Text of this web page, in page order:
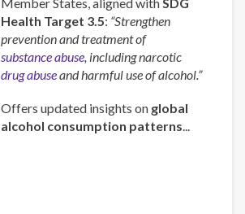
Health Target 3.5: “Strengthen
prevention and treatment of
substance abuse , including narcotic
drug abuseand harmful use of alcohol.”
Offers updated insights on global
alcohol consumption patterns